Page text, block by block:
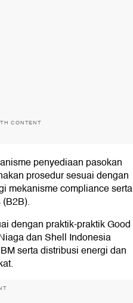
CONTENT
penyediaan pasokan
prosedur sesuai dengan
mekanisme compliance serta
dengan praktik-praktik Good
dan Shell Indonesia
serta distribusi energi dan